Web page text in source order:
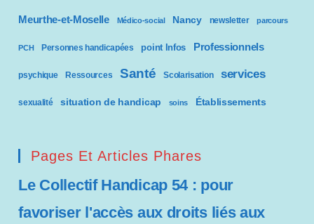
Meurthe-et-Moselle Médico-social Nancy newsletter parcours
PCH Personnes handicapées point Infos Professionnels
psychique Ressources Santé Scolarisation services
sexualité situation de handicap soins Établissements
Pages Et Articles Phares
Le Collectif Handicap 54 : pour
favoriser l'accès aux droits liés aux